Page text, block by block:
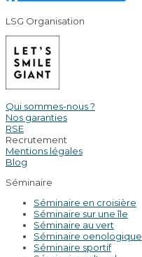
LSG Organisation
Qui sommes-nous ?
Nos garanties
RSE
Recrutement
Mentions légales
Blog
Séminaire
Séminaire en croisière
Séminaire sur une île
Séminaire au vert
Séminaire oenologique
Séminaire sportif